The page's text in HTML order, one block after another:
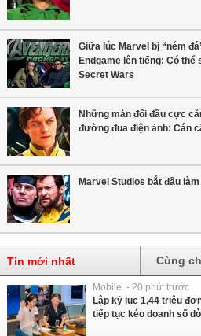
Giữa lúc Marvel bị “ném
Endgame lên tiếng: Có
Secret Wars
Những màn đối đầu cực
đường đua điện ảnh: Cán
Marvel Studios bắt đầu
Tin mới nhất Cùng
Mobile - 20 phút trước
Lập kỷ lục 1,44 triệu
tiếp tục kéo doanh số